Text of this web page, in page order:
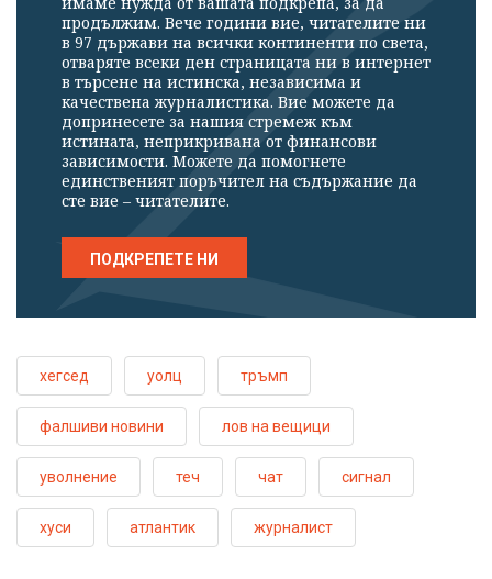
продължим. Вече години вие, читателите ни
в 97 държави на всички континенти по света,
отваряте всеки ден страницата ни в интернет
в търсене на истинска, независима и
качествена журналистика. Вие можете да
допринесете за нашия стремеж към
истината, неприкривана от финансови
зависимости. Можете да помогнете
единственият поръчител на съдържание да
сте вие – читателите.
ПОДКРЕПЕТЕ НИ
хегсед уолц тръмп
фалшиви новини лов на вещици
уволнение теч чат сигнал
хуси атлантик журналист